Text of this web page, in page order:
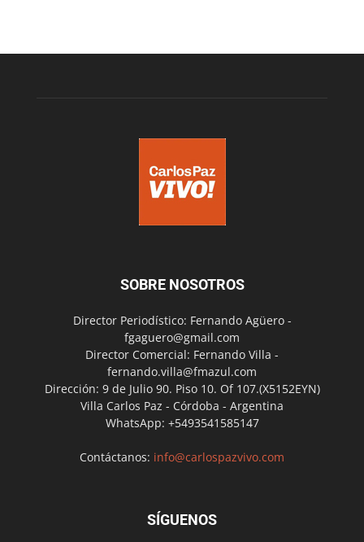
SOBRE NOSOTROS
Director Periodístico: Fernando Agüero -
fgaguero@gmail.com
Director Comercial: Fernando Villa -
fernando.villa@fmazul.com
Dirección: 9 de Julio 90. Piso 10. Of 107.(X5152EYN)
Villa Carlos Paz - Córdoba - Argentina
WhatsApp: +5493541585147
Contáctanos: info@carlospazvivo.com
SÍGUENOS